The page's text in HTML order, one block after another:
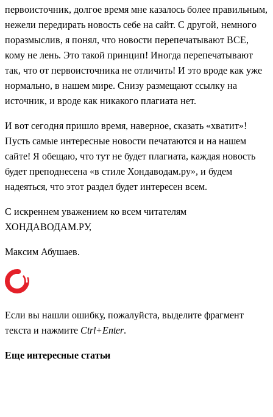
первоисточник, долгое время мне казалось более правильным,
нежели передирать новость себе на сайт. С другой, немного
поразмыслив, я понял, что новости перепечатывают ВСЕ,
кому не лень. Это такой принцип! Иногда перепечатывают
так, что от первоисточника не отличить! И это вроде как уже
нормально, в нашем мире. Снизу размещают ссылку на
источник, и вроде как никакого плагиата нет.
И вот сегодня пришло время, наверное, сказать «хватит»!
Пусть самые интересные новости печатаются и на нашем
сайте! Я обещаю, что тут не будет плагиата, каждая новость
будет преподнесена «в стиле Хондаводам.ру», и будем
надеяться, что этот раздел будет интересен всем.
С искреннем уважением ко всем читателям
ХОНДАВОДАМ.РУ,
Максим Абушаев.
Если вы нашли ошибку, пожалуйста, выделите фрагмент
текста и нажмите Ctrl+Enter.
Еще интересные статьи